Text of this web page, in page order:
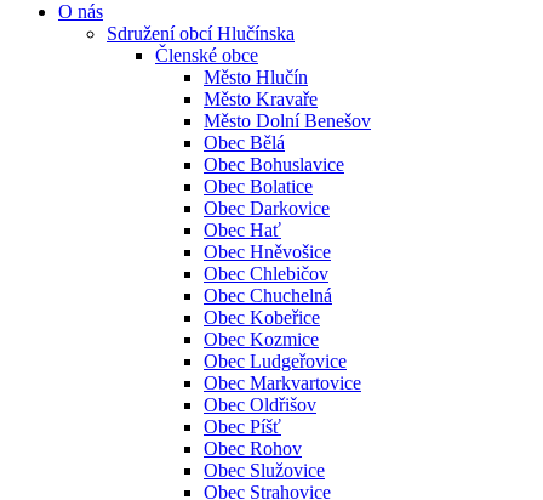
O nás
Sdružení obcí Hlučínska
Členské obce
Město Hlučín
Město Kravaře
Město Dolní Benešov
Obec Bělá
Obec Bohuslavice
Obec Bolatice
Obec Darkovice
Obec Hať
Obec Hněvošice
Obec Chlebičov
Obec Chuchelná
Obec Kobeřice
Obec Kozmice
Obec Ludgeřovice
Obec Markvartovice
Obec Oldřišov
Obec Píšť
Obec Rohov
Obec Služovice
Obec Strahovice